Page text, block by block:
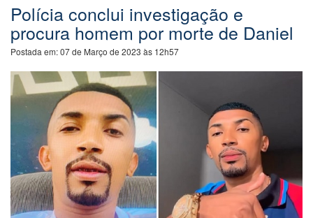
Polícia conclui investigação e
procura homem por morte de Daniel
Postada em:07 de Março de 2023 às 12h57